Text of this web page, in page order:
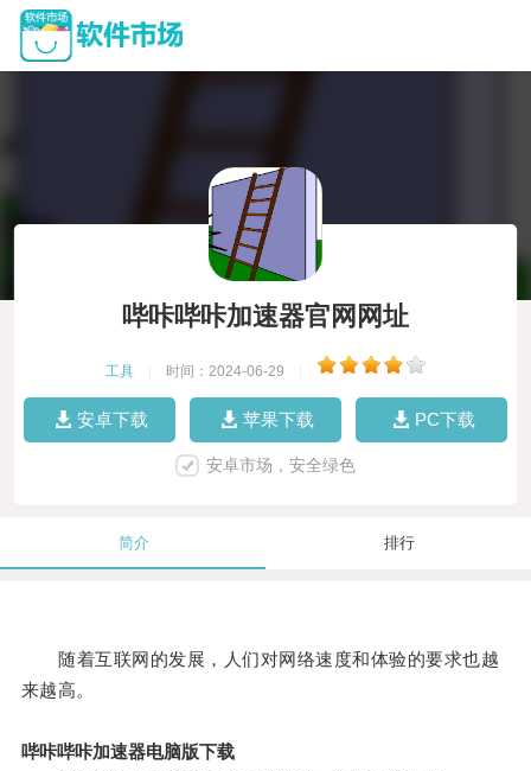
哔咔哔咔加速器官网网址
工具 时间：2024-06-29
安卓下载 苹果下载 PC下载
安卓市场，安全绿色
简介 排行
随着互联网的发展，人们对网络速度和体验的要求也越
来越高。
哔咔哔咔加速器电脑版下载